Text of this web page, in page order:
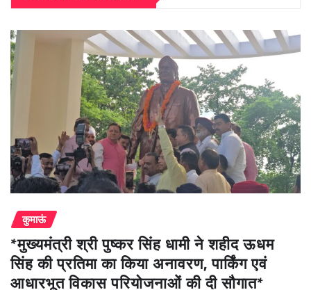
कुमाऊं
*मुख्यमंत्री श्री पुष्कर सिंह धामी ने शहीद ऊधम
सिंह की प्रतिमा का किया अनावरण, पार्किंग एवं
आधारभूत विकास परियोजनाओं की दी सौगात*